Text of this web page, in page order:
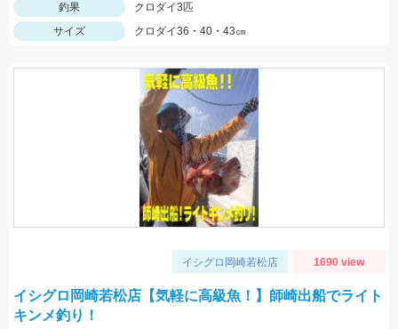
釣果
クロダイ3匹
サイズ
クロダイ36・40・43㎝
イシグロ岡崎若松店 1690 view
イシグロ岡崎若松店【気軽に高級魚！】師崎出船でライト
キンメ釣り！